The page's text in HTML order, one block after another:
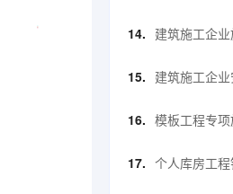
页）.doc
建筑施工企
页）.doc
建筑施工企
模板工程专
个人库房工